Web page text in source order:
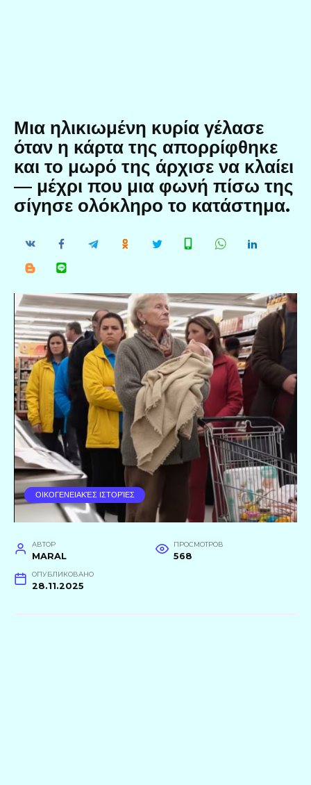
Μια ηλικιωμένη κυρία γέλασε
όταν η κάρτα της απορρίφθηκε
και το μωρό της άρχισε να κλαίει
— μέχρι που μια φωνή πίσω της
σίγησε ολόκληρο το κατάστημα.
ΟΙΚΟΓΕΝΕΙΑΚΈΣ ΙΣΤΟΡΊΕΣ
АВТОР
MARAL
ПРОСМОТРОВ
568
ОПУБЛИКОВАНО
28.11.2025